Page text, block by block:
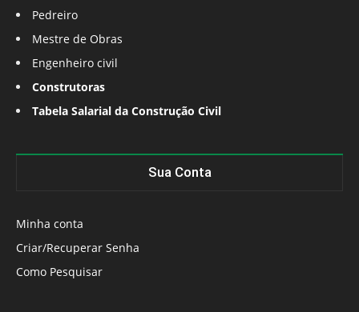
Pedreiro
Mestre de Obras
Engenheiro civil
Construtoras
Tabela Salarial da Construção Civil
Sua Conta
Minha conta
Criar/Recuperar Senha
Como Pesquisar